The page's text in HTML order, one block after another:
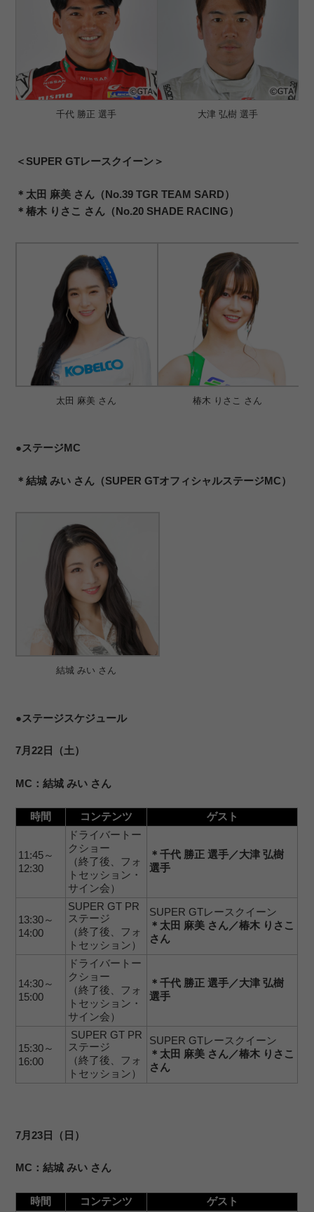
千代 勝正 選手 大津 弘樹 選手
＜SUPER GTレースクイーン＞
＊太田 麻美 さん（No.39 TGR TEAM SARD）
＊椿木 りさこ さん（No.20 SHADE RACING）
太田 麻美 さん 椿木 りさこ さん
●ステージMC
＊結城 みい さん（SUPER GTオフィシャルステージMC）
結城 みい さん
●ステージスケジュール
7月22日（土）
MC：結城 みい さん
時間 コンテンツ ゲスト
11:45～
12:30
ドライバートー
クショー
（終了後、フォ
トセッション・
サイン会）
＊千代 勝正 選手／大津 弘樹
選手
13:30～
14:00
SUPER GT PR
ステージ
（終了後、フォ
トセッション）
SUPER GTレースクイーン
＊太田 麻美 さん／椿木 りさこ
さん
14:30～
15:00
ドライバートー
クショー
（終了後、フォ
トセッション・
サイン会）
＊千代 勝正 選手／大津 弘樹
選手
15:30～
16:00
SUPER GT PR
ステージ
（終了後、フォ
トセッション）
SUPER GTレースクイーン
＊太田 麻美 さん／椿木 りさこ
さん
7月23日（日）
MC：結城 みい さん
時間 コンテンツ ゲスト